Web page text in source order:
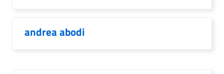
andrea abodi